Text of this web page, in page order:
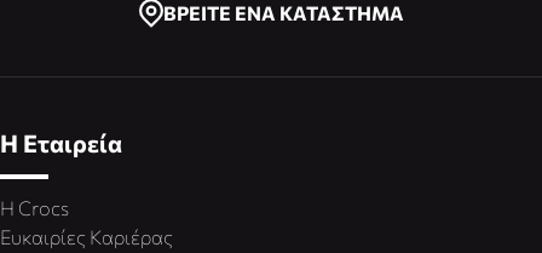
ΒΡΕΙΤΕ ΕΝΑ ΚΑΤΑΣΤΗΜΑ
Η Εταιρεία
Η Crocs
Ευκαιρίες Καριέρας